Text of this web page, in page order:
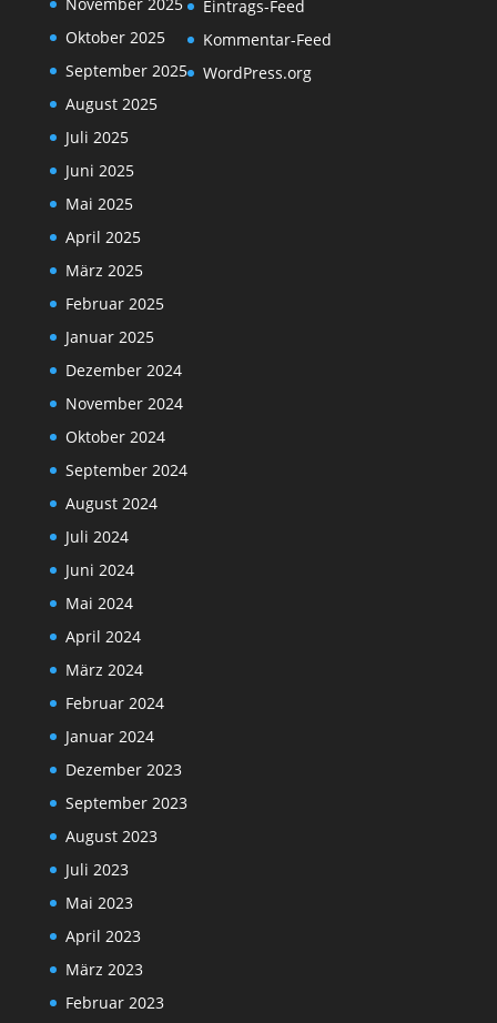
Oktober 2025
September 2025
August 2025
Juli 2025
Juni 2025
Mai 2025
April 2025
März 2025
Februar 2025
Januar 2025
Dezember 2024
November 2024
Oktober 2024
September 2024
August 2024
Juli 2024
Juni 2024
Mai 2024
April 2024
März 2024
Februar 2024
Januar 2024
Dezember 2023
September 2023
August 2023
Juli 2023
Mai 2023
April 2023
März 2023
Februar 2023
Eintrags-Feed
Kommentar-Feed
WordPress.org